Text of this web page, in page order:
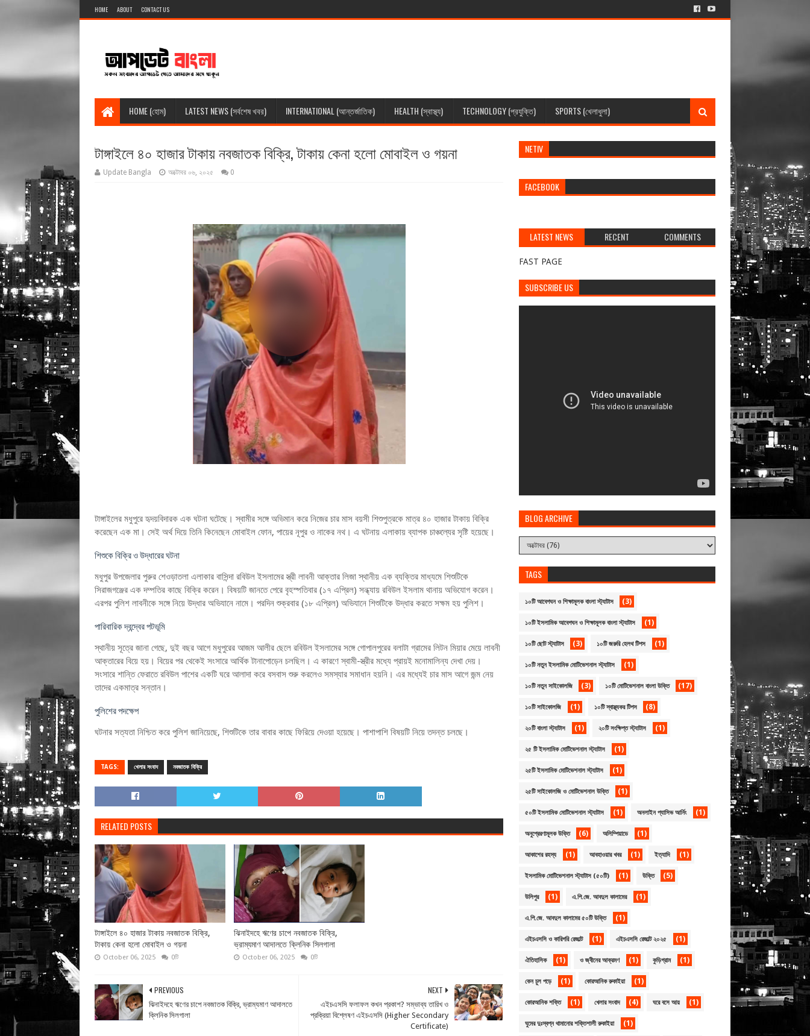
HOME ABOUT CONTACT US
HOME (হোম) LATEST NEWS (সর্বশেষ খবর) INTERNATIONAL (আন্তর্জাতিক) HEALTH (স্বাস্থ্য) TECHNOLOGY (প্রযুক্তি) SPORTS (খেলাধুলা)
টাঙ্গাইলে ৪০ হাজার টাকায় নবজাতক বিক্রি, টাকায় কেনা হলো মোবাইল ও গয়না
Update Bangla অক্টোবর ০৬, ২০২৫ 0
টাঙ্গাইলের মধুপুরে হৃদয়বিদারক এক ঘটনা ঘটেছে। স্বামীর সঙ্গে অভিমান করে নিজের চার মাস বয়সী শিশুপুত্রকে মাত্র ৪০ হাজার টাকায় বিক্রি
করেছেন এক মা। সেই অর্থ দিয়ে তিনি কিনেছেন মোবাইল ফোন, পায়ের নূপুর ও নাকের নথ। এ ঘটনায় এলাকায় ব্যাপক চাঞ্চল্যের সৃষ্টি হয়েছে।
শিশুকে বিক্রি ও উদ্ধারের ঘটনা
মধুপুর উপজেলার পুরুর শেওড়াতলা এলাকার বাসিন্দা রবিউল ইসলামের স্ত্রী লাবনী আক্তার লিজা স্থানীয় এক ব্যক্তির মাধ্যমে শিশুটিকে
সিরাজগঞ্জের এক দম্পতির কাছে বিক্রি করেন। বিষয়টি জানতে পেরে বৃহস্পতিবার (১৭ এপ্রিল) সন্ধ্যায় রবিউল ইসলাম থানায় অভিযোগ করেন।
এরপর পুলিশ লাবনীকে সঙ্গে নিয়ে উদ্ধার অভিযানে নামে। পরদিন শুক্রবার (১৮ এপ্রিল) অভিযানে শিশুটিকে উদ্ধার করতে সক্ষম হয় পুলিশ।
পারিবারিক দ্বন্দ্বের পটভূমি
স্থানীয় সূত্রে জানা গেছে, দুই বছর আগে মধুপুরের আজম আলীর ছেলে রবিউল ইসলামের সঙ্গে গোপালপুরের বলাটা গ্রামের লিটন মিয়ার মেয়ে লাবনী
আক্তারের বিয়ে হয়। বিয়ের পর থেকেই সংসারে আর্থিক টানাপোড়েন চলছিল। এ কারণে স্বামী-স্ত্রীর মধ্যে প্রায়ই মনোমালিন্য দেখা দেয়।
সংসারে শান্তি ফেরাতে রবিউল পাশের একটি ঘরে আলাদা করে বসবাস শুরু করলেও সমস্যার সমাধান হয়নি। এর মধ্যেই চার মাস আগে জন্ম নেয়
তাদের একমাত্র সন্তান।
পুলিশের পদক্ষেপ
ঘটনার সত্যতা নিশ্চিত করে পুলিশ জানিয়েছে, শিশুটিকে তার বাবার কাছে ফিরিয়ে দেওয়া হয়েছে। পাশাপাশি বিষয়টি নিয়ে তদন্ত চলছে।
TAGS: খেলার সংবাদ নবজাতক বিক্রি
RELATED POSTS
টাঙ্গাইলে ৪০ হাজার টাকায় নবজাতক বিক্রি,
টাকায় কেনা হলো মোবাইল ও গয়না
October 06, 2025 0টি
ঝিনাইদহে ঋণের চাপে নবজাতক বিক্রি,
ভ্রাম্যমাণ আদালতে ক্লিনিক সিলগালা
October 06, 2025 0টি
NEXT
এইচএসসি ফলাফল কখন প্রকাশ? সম্ভাব্য তারিখ ও
প্রক্রিয়া বিশ্লেষণ এইচএসসি (Higher Secondary
Certificate)
PREVIOUS
ঝিনাইদহে ঋণের চাপে নবজাতক বিক্রি, ভ্রাম্যমাণ আদালতে
ক্লিনিক সিলগালা
NETIV
FACEBOOK
LATEST NEWS
RECENT COMMENTS
FAST PAGE
SUBSCRIBE US
BLOG ARCHIVE
TAGS
১০টি আবেগঘন ও শিক্ষামূলক বাংলা স্ট্যাটাস (3)
১০টি ইসলামিক আবেগঘন ও শিক্ষামূলক বাংলা স্ট্যাটাস (1)
১০টি ছোট স্ট্যাটাস (3) ১০টি জরুরি হেলথ টিপস (1)
১০টি নতুন ইসলামিক মোটিভেশনাল স্ট্যাটাস (1)
১০টি নতুন সাইকোলজি (3) ১০টি মোটিভেশনাল বাংলা উক্তি (17)
১০টি সাইকোলজি (1) ১০টি স্বাস্থ্যকর টিপস (8)
২০টি বাংলা স্ট্যাটাস (1) ২০টি সংক্ষিপ্ত স্ট্যাটাস (1)
২৫ টি ইসলামিক মোটিভেশনাল স্ট্যাটাস (1)
২৫টি ইসলামিক মোটিভেশনাল স্ট্যাটাস (1)
২৫টি সাইকোলজি ও মোটিভেশনাল উক্তি (1)
৫০টি ইসলামিক মোটিভেশনাল স্ট্যাটাস (1) অনলাইন প্যাসিভ আর্নিং (1)
অনুপ্রেরণামূলক উক্তি (6) অলিম্পিয়াডে (1)
আকাশের রহস্য (1) আবহাওয়ার খবর (1) ইত্যাদি (1)
ইসলামিক মোটিভেশনাল স্ট্যাটাস (৫০টি) (1) উক্তি (5)
উলিপুর (1) এ.পি.জে. আবদুল কালামের (1)
এ.পি.জে. আবদুল কালামের ৫০টি উক্তি (1)
এইচএসসি ও কারিগরি রেজাল্ট (1) এইচএসসি রেজাল্ট ২০২৫ (1)
ঐতিহাসিক (1) ও জ্বীনের আক্রমণ (1) কুড়িগ্রাম (1)
কেন চুল পড়ে (1) কোরআনিক রুকাইয়া (1)
কোরআনিক শক্তি (1) খেলার সংবাদ (4) ঘরে বসে আয় (1)
ঘুমের দুঃস্বপ্ন থামানোর শক্তিশালী রুকাইয়া (1)